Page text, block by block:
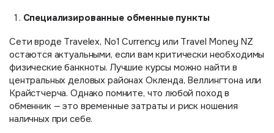
Специализированные обменные пункты
Сети вроде Travelex, No1 Currency или Travel Money NZ
остаются актуальными, если вам критически необходимы
физические банкноты. Лучшие курсы можно найти в
центральных деловых районах Окленда, Веллингтона или
Крайстчерча. Однако помните, что любой поход в
обменник — это временные затраты и риск ношения
наличных при себе.